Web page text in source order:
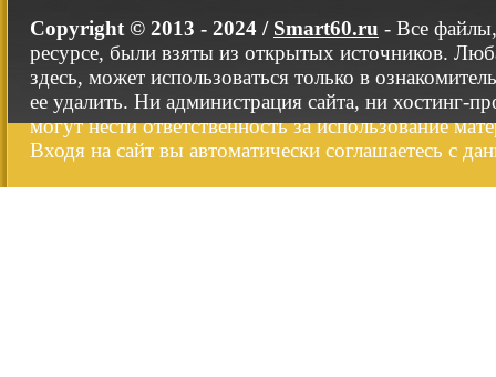
Copyright © 2013 - 2024 / Smart60.ru - Все
ресурсе, были взяты из открытых источников.
здесь, может использоваться только в
ее удалить. Ни администрация сайта, ни хостинг-
могут нести ответственность за использование
Входя на сайт вы автоматически соглашаетесь с